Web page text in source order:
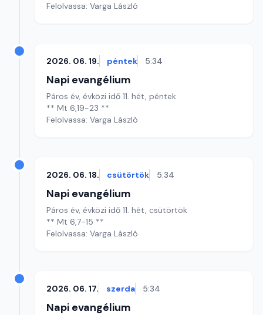
Felolvassa: Varga László
2026. 06. 19. péntek 5:34
Napi evangélium
Páros év, évközi idő 11. hét, péntek
** Mt 6,19-23 **
Felolvassa: Varga László
2026. 06. 18. csütörtök 5:34
Napi evangélium
Páros év, évközi idő 11. hét, csütörtök
** Mt 6,7-15 **
Felolvassa: Varga László
2026. 06. 17. szerda 5:34
Napi evangélium